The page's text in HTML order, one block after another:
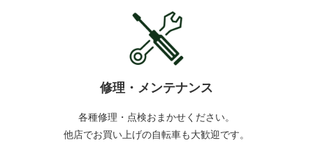
修理・メンテナンス
各種修理・点検おまかせください。
他店でお買い上げの自転車も大歓迎です。